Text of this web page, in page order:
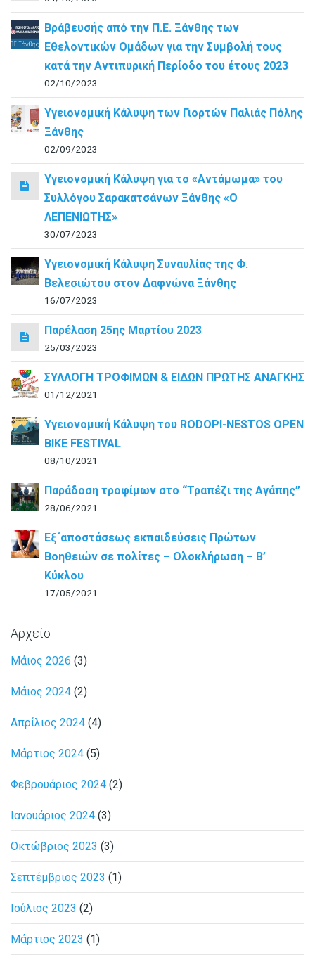
Βράβευσής από την Π.Ε. Ξάνθης των
Εθελοντικών Ομάδων για την Συμβολή τους
κατά την Αντιπυρική Περίοδο του έτους 2023
02/10/2023
Υγειονομική Κάλυψη των Γιορτών Παλιάς Πόλης
Ξάνθης
02/09/2023
Υγειονομική Κάλυψη για το «Αντάμωμα» του
Συλλόγου Σαρακατσάνων Ξάνθης «Ο
ΛΕΠΕΝΙΩΤΗΣ»
30/07/2023
Υγειονομική Κάλυψη Συναυλίας της Φ.
Βελεσιώτου στον Δαφνώνα Ξάνθης
16/07/2023
Παρέλαση 25ης Μαρτίου 2023
25/03/2023
ΣΥΛΛΟΓΗ ΤΡΟΦΙΜΩΝ & ΕΙΔΩΝ ΠΡΩΤΗΣ ΑΝΑΓΚΗΣ
01/12/2021
Υγειονομική Κάλυψη του RODOPI-NESTOS OPEN
BIKE FESTIVAL
08/10/2021
Παράδοση τροφίμων στο “Τραπέζι της Αγάπης”
28/06/2021
Εξ΄αποστάσεως εκπαιδεύσεις Πρώτων
Βοηθειών σε πολίτες – Ολοκλήρωση – B’
Κύκλου
17/05/2021
Αρχείο
Μάιος 2026 (3)
Μάιος 2024 (2)
Απρίλιος 2024 (4)
Μάρτιος 2024 (5)
Φεβρουάριος 2024 (2)
Ιανουάριος 2024 (3)
Οκτώβριος 2023 (3)
Σεπτέμβριος 2023 (1)
Ιούλιος 2023 (2)
Μάρτιος 2023 (1)